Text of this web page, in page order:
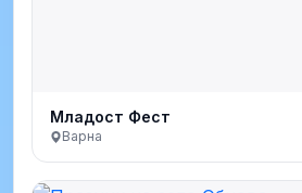
Младост Фест
Варна